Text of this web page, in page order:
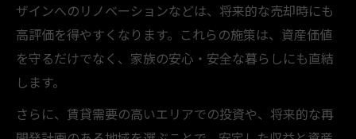
ザインへのリノベーションなどは、将来的な売却時にも
高評価を得やすくなります。これらの施策は、資産価値
を守るだけでなく、家族の安心・安全な暮らしにも直結
します。
さらに、賃貸需要の高いエリアでの投資や、将来的な再